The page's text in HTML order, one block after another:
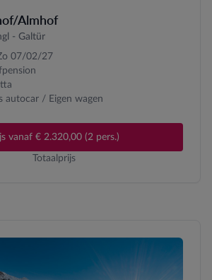
Almhof
- Galtür
07/02/27
autocar / Eigen wagen
vanaf € 2.320,00 (2 pers.)
Totaalprijs